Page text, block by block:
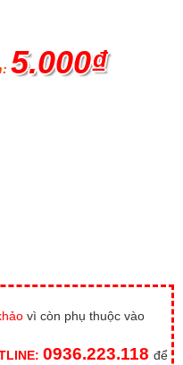
5.000₫
vì còn phụ thuộc vào
0936.223.118 để